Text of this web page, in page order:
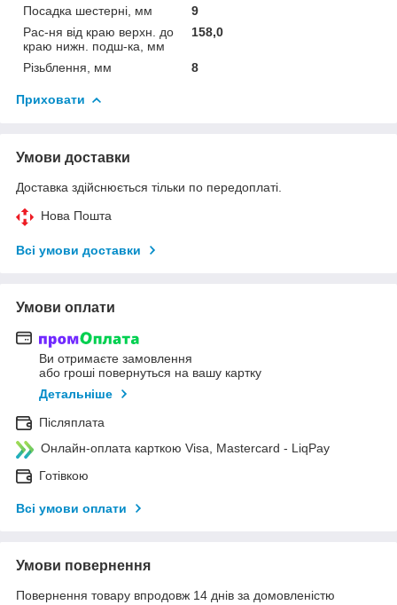
Посадка шестерні, мм
9
Рас-ня від краю верхн. до
краю нижн. подш-ка, мм
158,0
Різьблення, мм 8
Приховати
Умови доставки
Доставка здійснюється тільки по передоплаті.
Нова Пошта
Всі умови доставки
Умови оплати
Ви отримаєте замовлення
або гроші повернуться на вашу картку
Детальніше
Післяплата
Онлайн-оплата карткою Visa, Mastercard - LiqPay
Готівкою
Всі умови оплати
Умови повернення
Повернення товару впродовж 14 днів за домовленістю